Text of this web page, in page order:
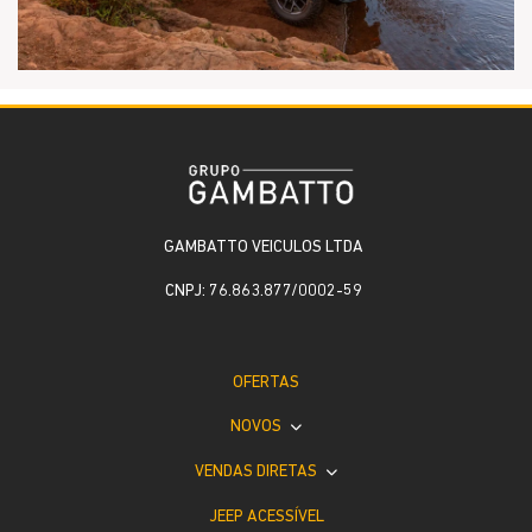
GAMBATTO VEICULOS LTDA
CNPJ: 76.863.877/0002-59
OFERTAS
NOVOS
VENDAS DIRETAS
JEEP ACESSÍVEL